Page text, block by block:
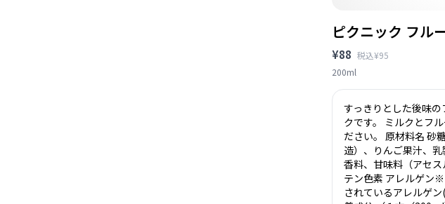
ピクニック フル
¥88 税込¥95
200ml
すっきりとした後味
クです。 ミルクとフ
ださい。 原材料名 砂
造）、りんご果汁、乳
香料、甘味料（アセ
テン色素 アレルゲン
されているアレルゲ